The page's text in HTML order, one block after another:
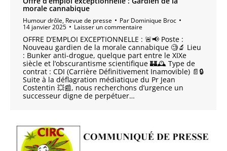
morale cannabique
Humour drôle, Revue de presse Par Dominique Broc
14 janvier 2025 Laisser un commentaire
OFFRE D’EMPLOI EXCEPTIONNELLE : 🚨📢 Poste :
Nouveau gardien de la morale cannabique 🧐🔬 Lieu
: Bunker anti-drogue, quelque part entre le XIXe
siècle et l’obscurantisme scientifique 🏰🕰️ Type de
contrat : CDI (Carrière Définitivement Inamovible) 📄🔒
Suite à la déflagration médiatique du Pr Jean
Costentin 💥📰, nous recherchons d’urgence un
successeur digne de perpétuer…